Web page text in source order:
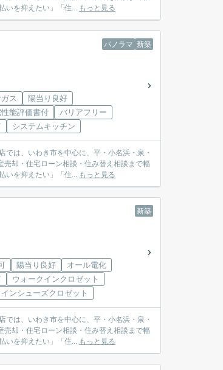
の支払いを抑えたい」「住... もっと見る
パノラマ 新築
ス
陽当り良好
能評価書付
バリアフリー
システムキッチン
却・住宅ローン相談・住み替え相談まで幅
の支払いを抑えたい」「住... もっと見る
新築
陽当り良好
オール電化
ウォークインクロゼット
ンシューズクロゼット
却・住宅ローン相談・住み替え相談まで幅
の支払いを抑えたい」「住... もっと見る